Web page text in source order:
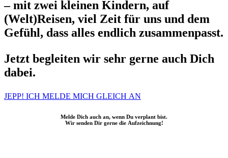
– mit zwei kleinen Kindern, auf
(Welt)Reisen, viel Zeit für uns und dem
Gefühl, dass alles endlich zusammenpasst.
Jetzt begleiten wir sehr gerne auch Dich
dabei.
JEPP! ICH MELDE MICH GLEICH AN
Melde Dich auch an, wenn Du verplant bist.
Wir senden Dir gerne die Aufzeichnung!